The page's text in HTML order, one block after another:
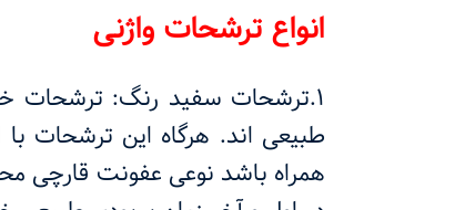
انواع ترشحات واژنی
1.ترشحات سفید رنگ: ترشحات
طبیعی اند. هرگاه این ترشحات
همراه باشد نوعی عفونت